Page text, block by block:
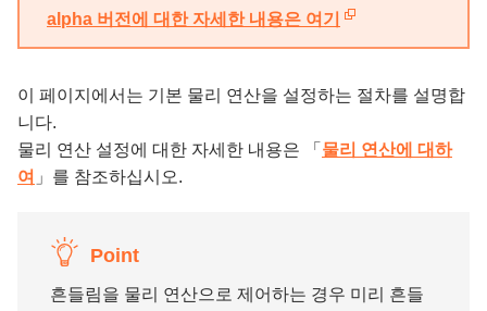
alpha 버전에 대한 자세한 내용은 여기
이 페이지에서는 기본 물리 연산을 설정하는 절차를 설명합
니다.
물리 연산 설정에 대한 자세한 내용은 「 물리 연산에 대하
여 」를 참조하십시오.
Point
흔들림을 물리 연산으로 제어하는 경우 미리 흔들